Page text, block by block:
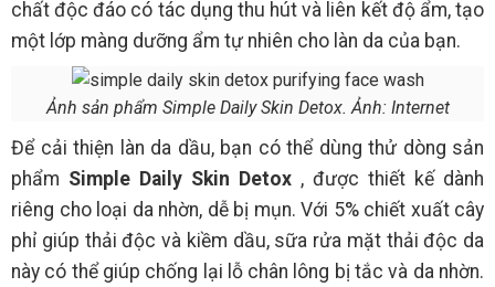
chất độc đáo có tác dụng thu hút và liên kết độ ẩm, tạo
một lớp màng dưỡng ẩm tự nhiên cho làn da của bạn.
Ảnh sản phẩm Simple Daily Skin Detox. Ảnh: Internet
Để cải thiện làn da dầu, bạn có thể dùng thử dòng sản
phẩm Simple Daily Skin Detox , được thiết kế dành
riêng cho loại da nhờn, dễ bị mụn. Với 5% chiết xuất cây
phỉ giúp thải độc và kiềm dầu, sữa rửa mặt thải độc da
này có thể giúp chống lại lỗ chân lông bị tắc và da nhờn.